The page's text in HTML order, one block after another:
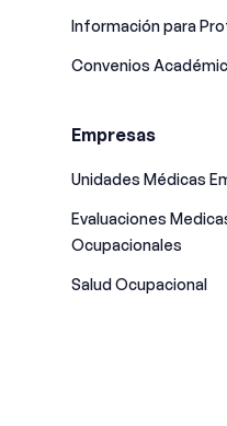
Información para
Convenios
Empresas
Unidades Médicas
Evaluaciones
Ocupacionales
Salud Ocupacional